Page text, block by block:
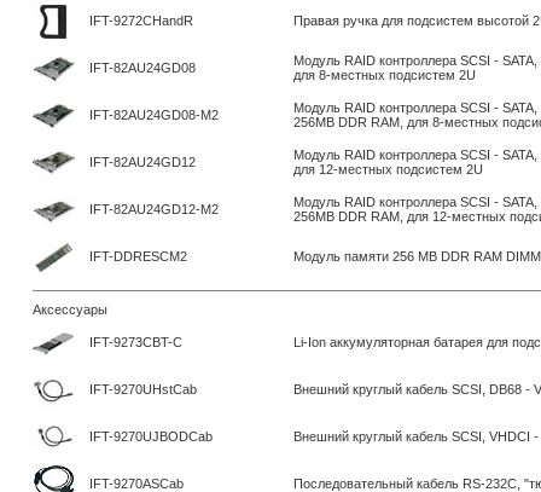
IFT-9272CHandR Правая ручка для подсистем высотой
IFT-82AU24GD08
Модуль RAID контроллера SCSI -
для 8-местных подсистем 2U
IFT-82AU24GD08-M2
Модуль RAID контроллера SCSI -
256MB DDR RAM, для 8-местных
IFT-82AU24GD12
Модуль RAID контроллера SCSI -
для 12-местных подсистем 2U
IFT-82AU24GD12-M2
Модуль RAID контроллера SCSI -
256MB DDR RAM, для 12-местных
IFT-DDRESCM2 Модуль памяти 256 MB DDR RAM
Аксессуары
IFT-9273CBT-C Li-Ion аккумуляторная батарея для
IFT-9270UHstCab Внешний круглый кабель SCSI, DB68 -
IFT-9270UJBODCab Внешний круглый кабель SCSI, VHDCI
IFT-9270ASCab Последовательный кабель RS-232C,